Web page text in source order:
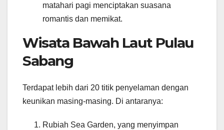
matahari pagi menciptakan suasana
romantis dan memikat.
Wisata Bawah Laut Pulau
Sabang
Terdapat lebih dari 20 titik penyelaman dengan
keunikan masing-masing. Di antaranya:
Rubiah Sea Garden, yang menyimpan